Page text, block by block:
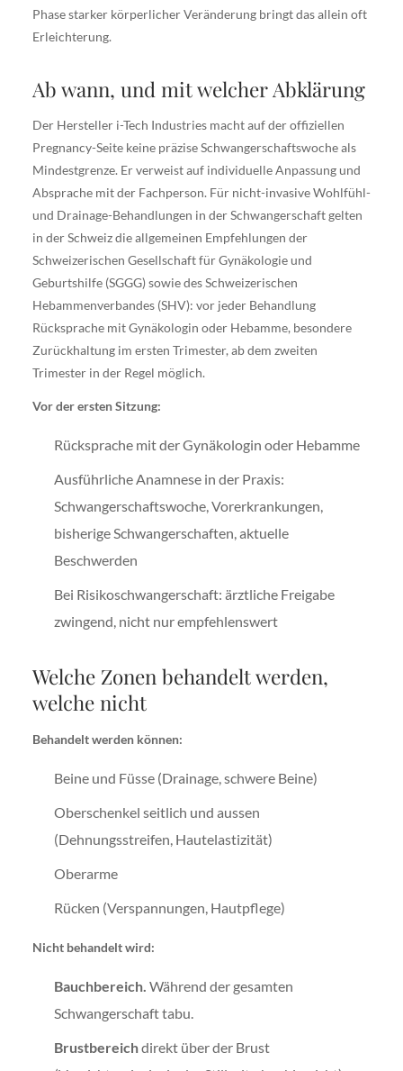
Phase starker körperlicher Veränderung bringt das allein oft
Erleichterung.
Ab wann, und mit welcher Abklärung
Der Hersteller i-Tech Industries macht auf der offiziellen
Pregnancy-Seite keine präzise Schwangerschaftswoche als
Mindestgrenze. Er verweist auf individuelle Anpassung und
Absprache mit der Fachperson. Für nicht-invasive Wohlfühl-
und Drainage-Behandlungen in der Schwangerschaft gelten
in der Schweiz die allgemeinen Empfehlungen der
Schweizerischen Gesellschaft für Gynäkologie und
Geburtshilfe (SGGG) sowie des Schweizerischen
Hebammenverbandes (SHV): vor jeder Behandlung
Rücksprache mit Gynäkologin oder Hebamme, besondere
Zurückhaltung im ersten Trimester, ab dem zweiten
Trimester in der Regel möglich.
Vor der ersten Sitzung:
Rücksprache mit der Gynäkologin oder Hebamme
Ausführliche Anamnese in der Praxis:
Schwangerschaftswoche, Vorerkrankungen,
bisherige Schwangerschaften, aktuelle
Beschwerden
Bei Risikoschwangerschaft: ärztliche Freigabe
zwingend, nicht nur empfehlenswert
Welche Zonen behandelt werden,
welche nicht
Behandelt werden können:
Beine und Füsse (Drainage, schwere Beine)
Oberschenkel seitlich und aussen
(Dehnungsstreifen, Hautelastizität)
Oberarme
Rücken (Verspannungen, Hautpflege)
Nicht behandelt wird:
Bauchbereich. Während der gesamten
Schwangerschaft tabu.
Brustbereichdirekt über der Brust